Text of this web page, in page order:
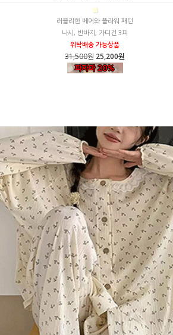
■
러블리한 베어와 플라워 패턴
나시, 반바지, 가디건 3피
위탁배송 가능상품
31,500원 25,200원